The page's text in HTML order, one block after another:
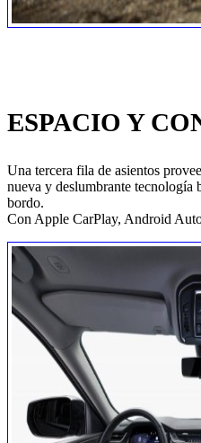
ESPACIO Y
Una tercera fila de asientos
nueva y deslumbrante tecnología
bordo.
Con Apple CarPlay, Android